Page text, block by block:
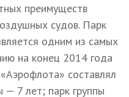
преимуществ
судов. Парк
одним из самых
на конец 2014 года
составлял
— 7 лет; парк группы